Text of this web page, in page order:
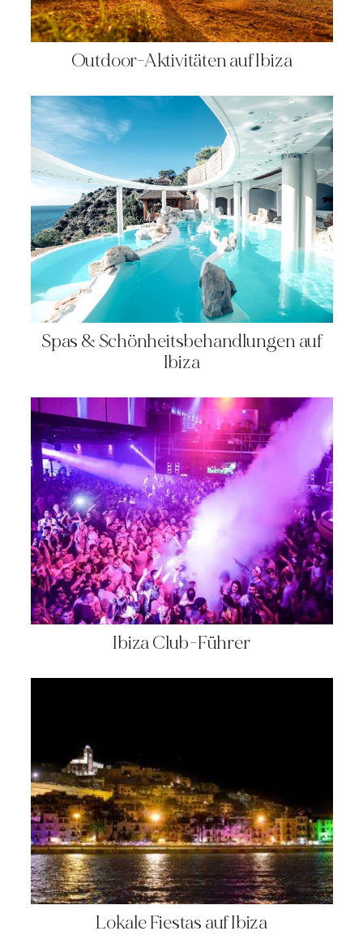
Outdoor-Aktivitäten auf Ibiza
Spas & Schönheitsbehandlungen auf
Ibiza
Ibiza Club-Führer
Lokale Fiestas auf Ibiza